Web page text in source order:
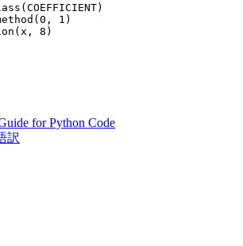
( COEFFICIENT)
( 0 , 1 )
( x , 8 )
for Python Code
訳